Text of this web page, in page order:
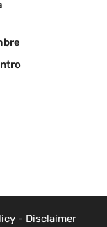
- Disclaimer